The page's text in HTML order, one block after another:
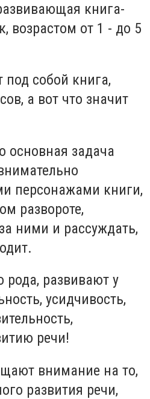
книга-
возрастом от 1 - до 5
под собой книга,
а вот что значит
основная задача
персонажами книги,
развороте,
ними и рассуждать,
рода, развивают у
усидчивость,
речи!
внимание на то,
развития речи,